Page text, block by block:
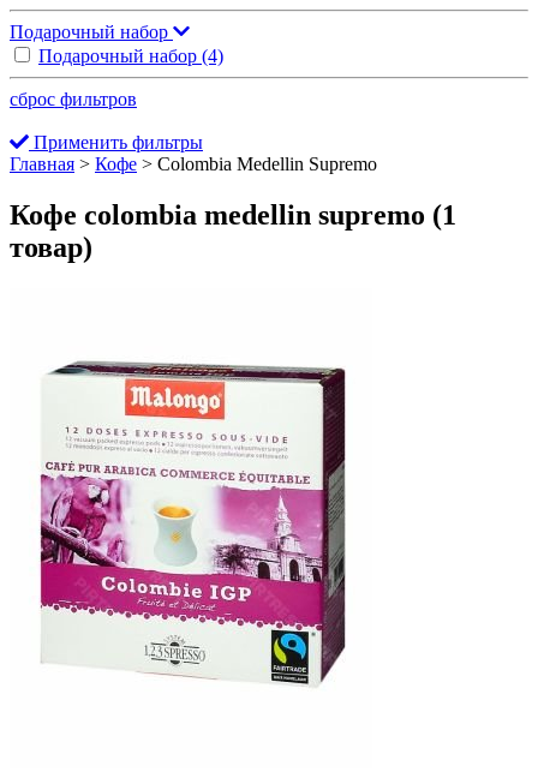
Подарочный набор
Подарочный набор (4)
сброс фильтров
Применить фильтры
Главная > Кофе > Colombia Medellin Supremo
Кофе colombia medellin supremo (1
товар)